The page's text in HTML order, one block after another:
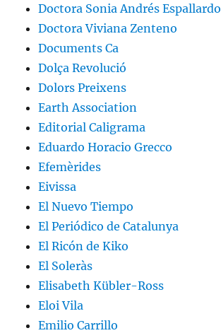
Doctora Sonia Andrés Espallardo
Doctora Viviana Zenteno
Documents Ca
Dolça Revolució
Dolors Preixens
Earth Association
Editorial Caligrama
Eduardo Horacio Grecco
Efemèrides
Eivissa
El Nuevo Tiempo
El Periódico de Catalunya
El Ricón de Kiko
El Soleràs
Elisabeth Kübler-Ross
Eloi Vila
Emilio Carrillo